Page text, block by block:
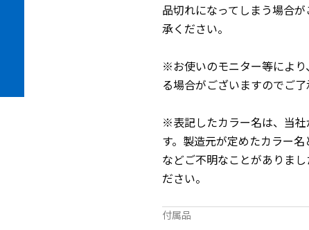
品切れになってしまう場合
承ください。
※お使いのモニター等によ
る場合がございますのでご了
※表記したカラー名は、当
す。製造元が定めたカラー
などご不明なことがありま
ださい。
付属品